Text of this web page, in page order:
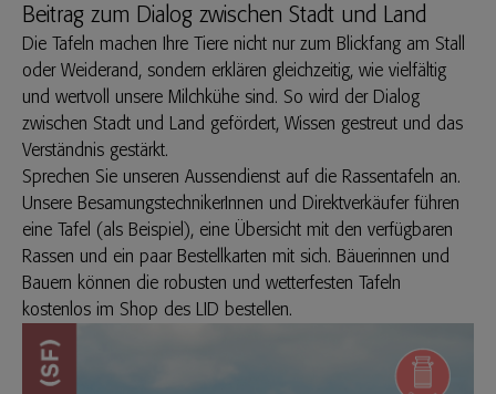
Beitrag zum Dialog zwischen Stadt und Land
Die Tafeln machen Ihre Tiere nicht nur zum Blickfang am Stall
oder Weiderand, sondern erklären gleichzeitig, wie vielfältig
und wertvoll unsere Milchkühe sind. So wird der Dialog
zwischen Stadt und Land gefördert, Wissen gestreut und das
Verständnis gestärkt.
Sprechen Sie unseren Aussendienst auf die Rassentafeln an.
Unsere BesamungstechnikerInnen und Direktverkäufer führen
eine Tafel (als Beispiel), eine Übersicht mit den verfügbaren
Rassen und ein paar Bestellkarten mit sich. Bäuerinnen und
Bauern können die robusten und wetterfesten Tafeln
kostenlos im Shop des LID bestellen.